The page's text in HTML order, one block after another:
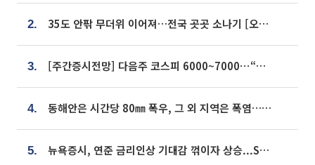
2. 35도 안팎 무더위 이어져…전국 곳곳 소나기 [오늘 날씨]
3. [주간증시전망] 다음주 코스피 6000~7000⋯“外人 수급은 정책이 변수”
4. 동해안은 시간당 80㎜ 폭우, 그 외 지역은 폭염…‘극과 극 날씨’
5. 뉴욕증시, 연준 금리인상 기대감 꺾이자 상승...S&P500 사상 최고치 [종합]